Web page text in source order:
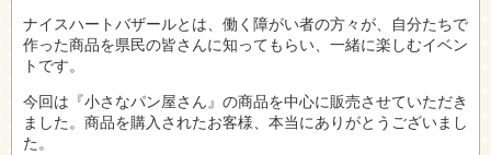
ナイスハートバザールとは、働く障がい者の方々が、自分たちで
作った商品を県民の皆さんに知ってもらい、一緒に楽しむイベン
トです。
今回は『小さなパン屋さん』の商品を中心に販売させていただき
ました。商品を購入されたお客様、本当にありがとうございまし
た。